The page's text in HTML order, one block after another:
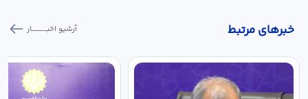
خبر‌های مرتبط آرشیو اخبـــــــــــار